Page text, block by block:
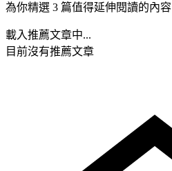
為你精選 3 篇值得延伸閱讀的內容
載入推薦文章中...
目前沒有推薦文章